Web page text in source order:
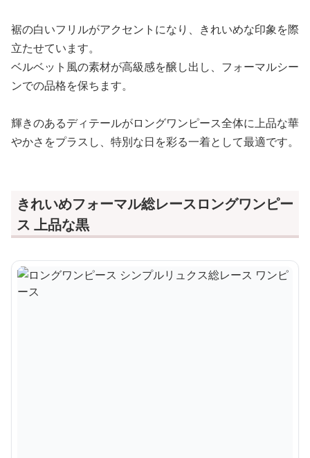
裾の白いフリルがアクセントになり、きれいめな印象を際
立たせています。
ベルベット風の素材が高級感を醸し出し、フォーマルシー
ンでの品格を保ちます。
輝きのあるディテールがロングワンピース全体に上品な華
やかさをプラスし、特別な日を彩る一着として最適です。
きれいめフォーマル総レースロングワンピー
ス 上品な黒